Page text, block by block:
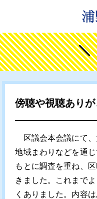
傍聴や視聴あり
区議会本会議にて、
地域まわりなどを通
もとに調査を重ね、
きました。これまで
くありました。内容